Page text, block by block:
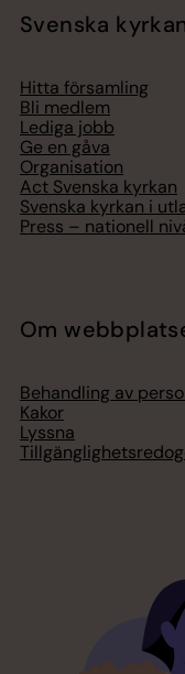
Svenska
Hitta församling
Bli medlem
Lediga jobb
Ge en gåva
Organisation
Act Svenska kyrkan
Svenska kyrkan i
Press – nationell
Om
Behandling av
Kakor
Lyssna